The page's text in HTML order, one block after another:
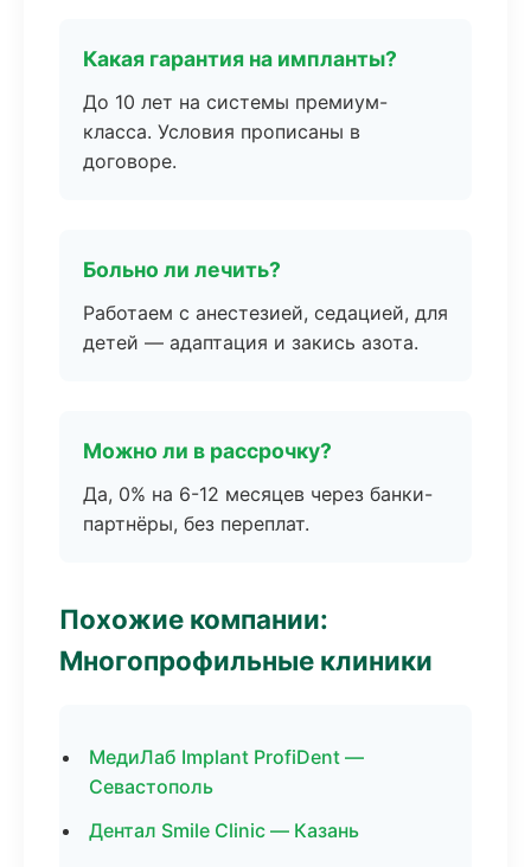
Какая гарантия на импланты?
До 10 лет на системы премиум-
класса. Условия прописаны в
договоре.
Больно ли лечить?
Работаем с анестезией, седацией, для
детей — адаптация и закись азота.
Можно ли в рассрочку?
Да, 0% на 6-12 месяцев через банки-
партнёры, без переплат.
Похожие компании:
Многопрофильные клиники
МедиЛаб Implant ProfiDent —
Севастополь
Дентал Smile Clinic — Казань